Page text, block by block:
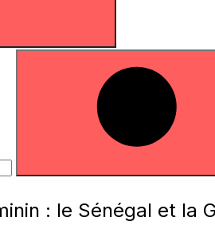
Search
: le Sénégal et la